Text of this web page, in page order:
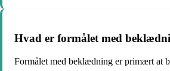
Hvad er formålet med
Formålet med beklædning er primært at